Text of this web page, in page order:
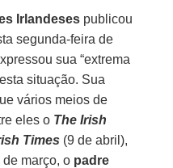
Irlandeses publicou
segunda-feira de
sua “extrema
situação. Sua
vários meios de
eles o The Irish
Times (9 de abril),
março, o padre